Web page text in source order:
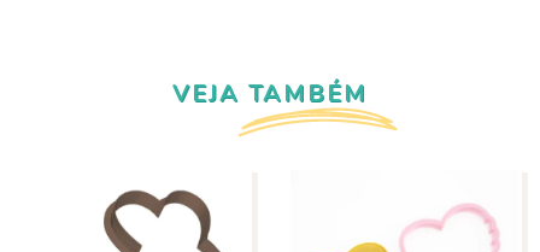
VEJA TAMBÉM